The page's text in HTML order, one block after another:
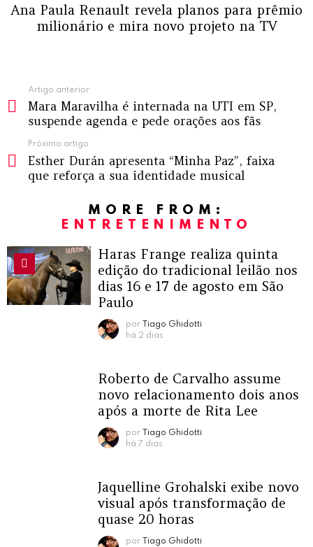
Ana Paula Renault revela planos para prêmio
milionário e mira novo projeto na TV
mais
Artigo anterior
Mara Maravilha é internada na UTI em SP,
suspende agenda e pede orações aos fãs
Próximo artigo
Esther Durán apresenta “Minha Paz”, faixa
que reforça a sua identidade musical
MORE FROM:
ENTRETENIMENTO
Haras Frange realiza quinta
edição do tradicional leilão nos
dias 16 e 17 de agosto em São
Paulo
por
Tiago Ghidotti
há 2 dias
Roberto de Carvalho assume
novo relacionamento dois anos
após a morte de Rita Lee
por
Tiago Ghidotti
há 7 dias
Jaquelline Grohalski exibe novo
visual após transformação de
quase 20 horas
por
Tiago Ghidotti